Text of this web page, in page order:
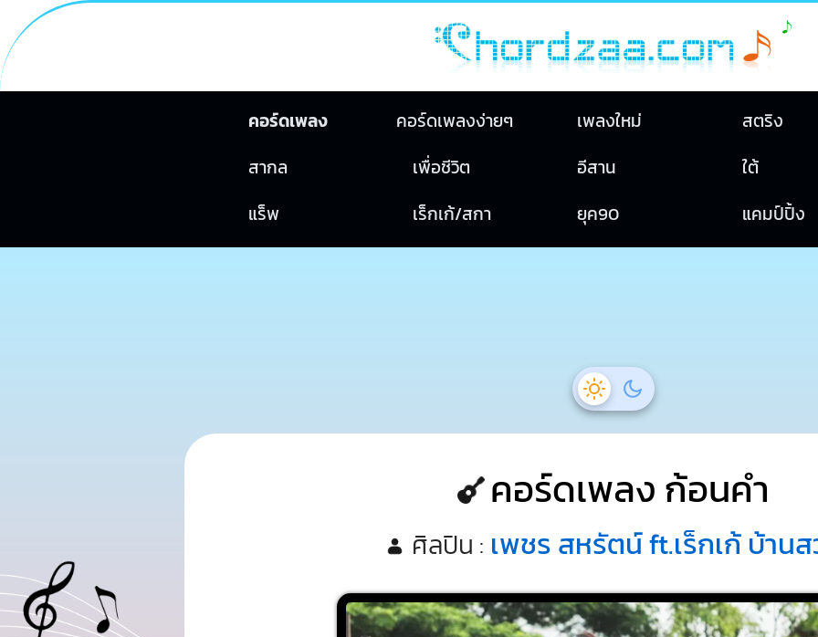
คอร์ดเพลง คอร์ดเพลงง่ายๆ เพลงใหม่
สตริง
สากล
เพื่อชีวิต อีสาน
ใต้
แร็พ
เร็กเก้/สกา ยุค90 แคมป์ปิ้ง
คอร์ดเพลง ก้อนคำ
ศิลปิน : เพชร สหรัตน์ ft.เร็กเก้ บ้าน